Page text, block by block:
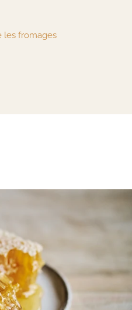
les fromages